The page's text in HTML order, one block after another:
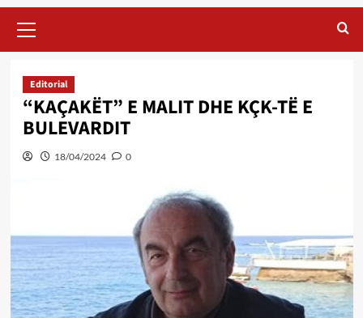
Menu
Editorial
“KAÇAKËT” E MALIT DHE KÇK-TË E
BULEVARDIT
18/04/2024 0